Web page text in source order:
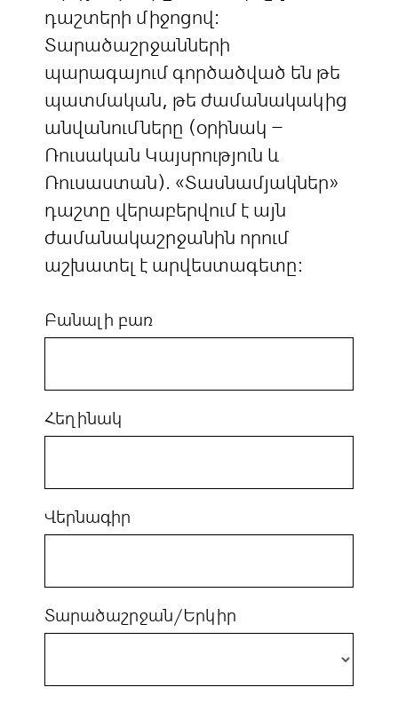
դաշտերի միջոցով:
Տարածաշրջանների
պարագայում գործածված են թե
պատմական, թե ժամանակակից
անվանումները (օրինակ –
Ռուսական Կայսրություն և
Ռուսաստան). «Տասնամյակներ»
դաշտը վերաբերվում է այն
ժամանակաշրջանին որում
աշխատել է արվեստագետը:
Բանալի բառ
Հեղինակ
Վերնագիր
Տարածաշրջան/Երկիր